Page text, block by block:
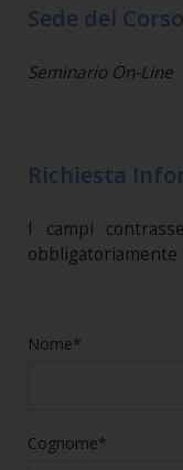
Sede del Corso
Seminario On-Line
Richiesta
I campi
obbligatoriamente
Nome*
Cognome*